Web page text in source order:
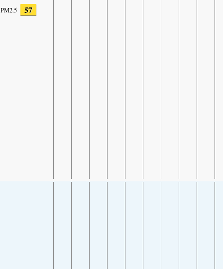
PM2.5 57